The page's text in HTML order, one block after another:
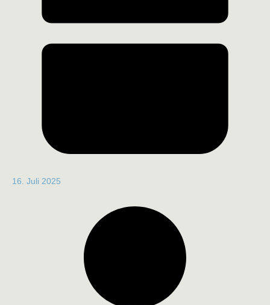
16. Juli 2025